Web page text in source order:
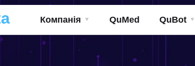
Компанія QuMed QuBot